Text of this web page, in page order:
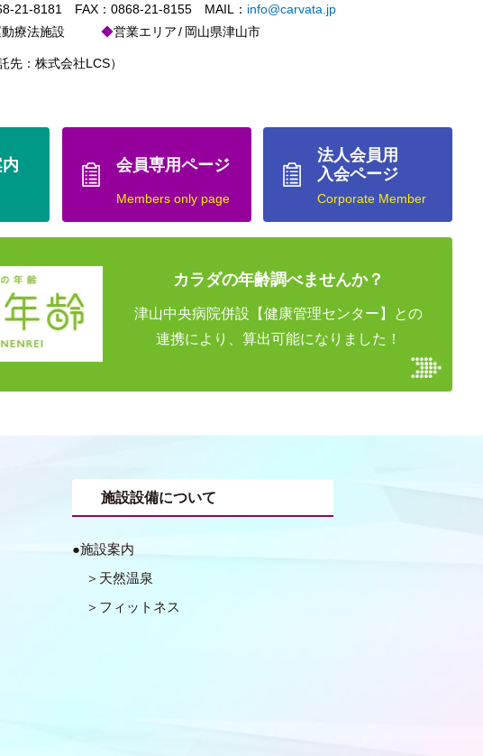
21-8181 FAX：0868-21-8155 MAIL： info@carvata.jp
療法施設 営業エリア 岡山県津山市
先：株式会社LCS）
会員専用ページ
Members only page
法人会員用
入会ページ
Corporate Member
カラダの年齢調べませんか？
津山中央病院併設【健康管理センター】との
連携により、算出可能になりました！
施設設備について
施設案内
天然温泉
フィットネス